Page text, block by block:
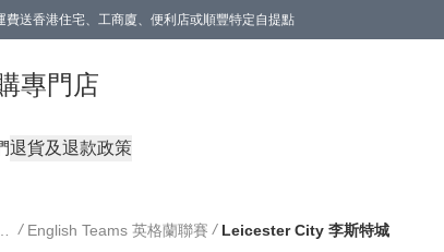
送香港住宅、工商廈、便利店或順豐特定自提點
專門店
退貨及退款政策
/ English Teams 英格蘭聯賽 / Leicester City 李斯特城